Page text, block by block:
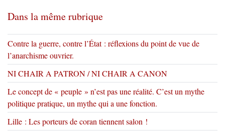
Dans la même rubrique
Contre la guerre, contre l’État : réflexions du point de vue de
l’anarchisme ouvrier.
NI CHAIR A PATRON / NI CHAIR A CANON
Le concept de « peuple » n’est pas une réalité. C’est un mythe
politique pratique, un mythe qui a une fonction.
Lille : Les porteurs de coran tiennent salon !